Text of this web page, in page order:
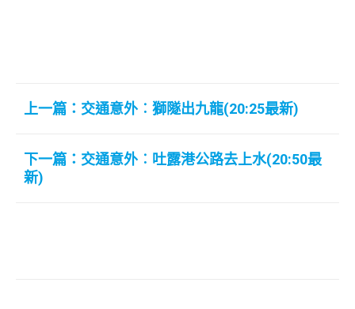
上一篇：交通意外︰獅隧出九龍(20:25最新)
下一篇：交通意外︰吐露港公路去上水(20:50最
新)